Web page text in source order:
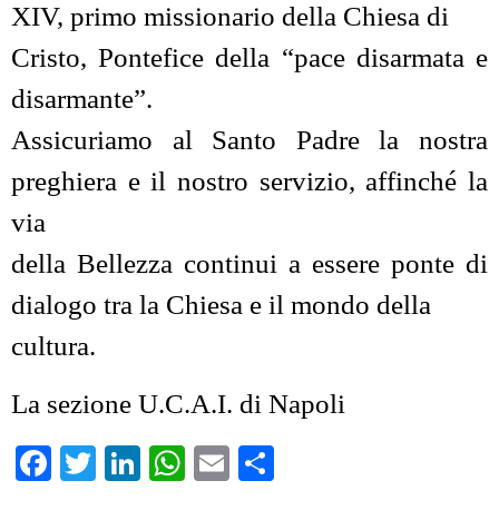
XIV, primo missionario della Chiesa di
Cristo, Pontefice della “pace disarmata e
disarmante”.
Assicuriamo al Santo Padre la nostra
preghiera e il nostro servizio, affinché la
via
della Bellezza continui a essere ponte di
dialogo tra la Chiesa e il mondo della
cultura.
La sezione U.C.A.I. di Napoli
Facebook
TwitterLinkedIn
WhatsApp
Email